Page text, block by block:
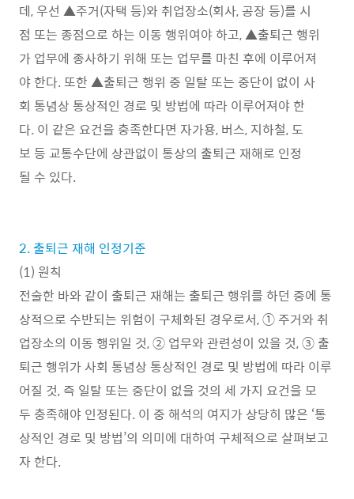
데, 우선 ▲주거(자택 등)와 취업장소(회사, 공장 등)를 시
점 또는 종점으로 하는 이동 행위여야 하고, ▲출퇴근 행위
가 업무에 종사하기 위해 또는 업무를 마친 후에 이루어져
야 한다. 또한 ▲출퇴근 행위 중 일탈 또는 중단이 없이 사
회 통념상 통상적인 경로 및 방법에 따라 이루어져야 한
다. 이 같은 요건을 충족한다면 자가용, 버스, 지하철, 도
보 등 교통수단에 상관없이 통상의 출퇴근 재해로 인정
될 수 있다.
2. 출퇴근 재해 인정기준
(1) 원칙
전술한 바와 같이 출퇴근 재해는 출퇴근 행위를 하던 중에 통
상적으로 수반되는 위험이 구체화된 경우로서, ① 주거와 취
업장소의 이동 행위일 것, ② 업무와 관련성이 있을 것, ③ 출
퇴근 행위가 사회 통념상 통상적인 경로 및 방법에 따라 이루
어질 것, 즉 일탈 또는 중단이 없을 것의 세 가지 요건을 모
두 충족해야 인정된다. 이 중 해석의 여지가 상당히 많은 ‘통
상적인 경로 및 방법’의 의미에 대하여 구체적으로 살펴보고
자 한다.